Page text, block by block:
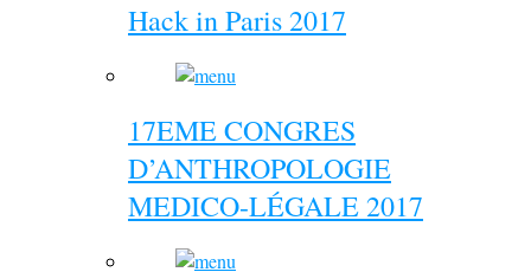
Hack in Paris 2017
17EME CONGRES
D’ANTHROPOLOGIE
MEDICO-LÉGALE 2017